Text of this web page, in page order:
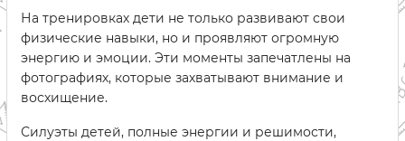
На тренировках дети не только развивают свои
физические навыки, но и проявляют огромную
энергию и эмоции. Эти моменты запечатлены на
фотографиях, которые захватывают внимание и
восхищение.
Силуэты детей, полные энергии и решимости,